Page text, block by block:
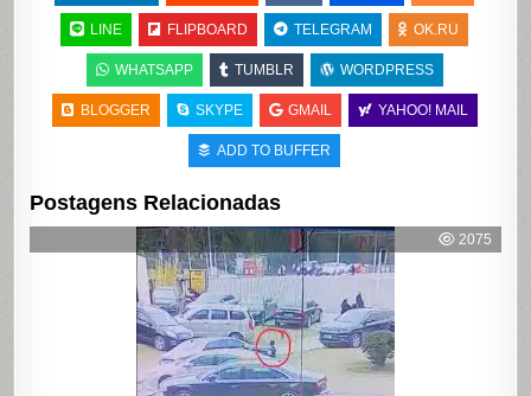
LINE FLIPBOARD TELEGRAM OK.RU
WHATSAPP TUMBLR WORDPRESS
BLOGGER SKYPE GMAIL YAHOO! MAIL
ADD TO BUFFER
Postagens Relacionadas
2075